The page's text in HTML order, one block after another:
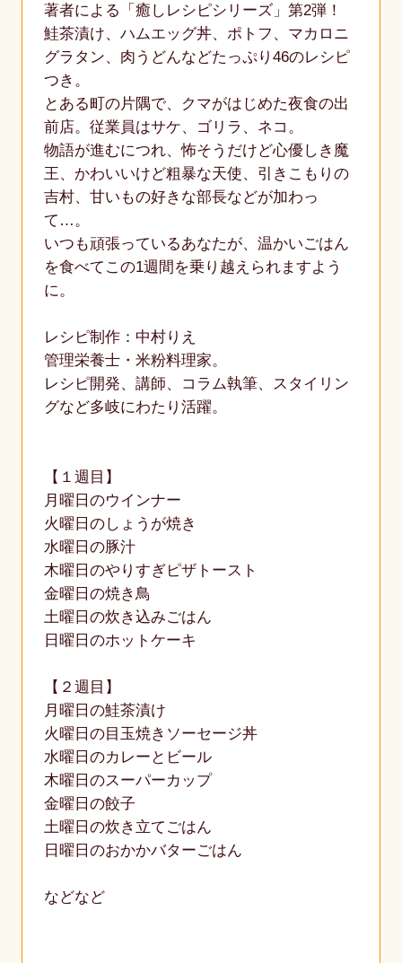
著者による「癒しレシピシリーズ」第2弾！
鮭茶漬け、ハムエッグ丼、ポトフ、マカロニ
グラタン、肉うどんなどたっぷり46のレシピ
つき。
とある町の片隅で、クマがはじめた夜食の出
前店。従業員はサケ、ゴリラ、ネコ。
物語が進むにつれ、怖そうだけど心優しき魔
王、かわいいけど粗暴な天使、引きこもりの
吉村、甘いもの好きな部長などが加わっ
て…。
いつも頑張っているあなたが、温かいごはん
を食べてこの1週間を乗り越えられますよう
に。
レシピ制作：中村りえ
管理栄養士・米粉料理家。
レシピ開発、講師、コラム執筆、スタイリン
グなど多岐にわたり活躍。
【１週目】
月曜日のウインナー
火曜日のしょうが焼き
水曜日の豚汁
木曜日のやりすぎピザトースト
金曜日の焼き鳥
土曜日の炊き込みごはん
日曜日のホットケーキ
【２週目】
月曜日の鮭茶漬け
火曜日の目玉焼きソーセージ丼
水曜日のカレーとビール
木曜日のスーパーカップ
金曜日の餃子
土曜日の炊き立てごはん
日曜日のおかかバターごはん
などなど